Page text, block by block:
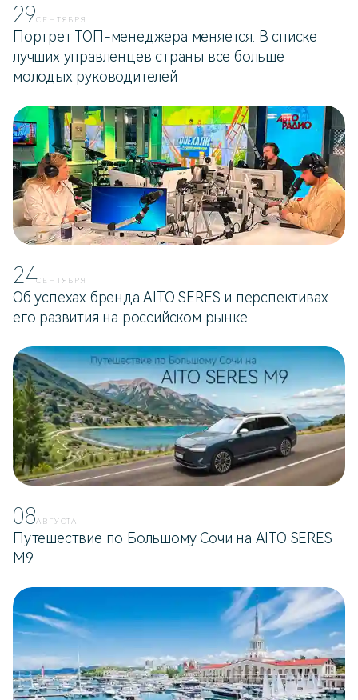
29СЕНТЯБРЯ
Портрет ТОП-менеджера меняется. В списке
лучших управленцев страны все больше
молодых руководителей
24СЕНТЯБРЯ
Об успехах бренда AITO SERES и перспективах
его развития на российском рынке
08АВГУСТА
Путешествие по Большому Сочи на AITO SERES
M9